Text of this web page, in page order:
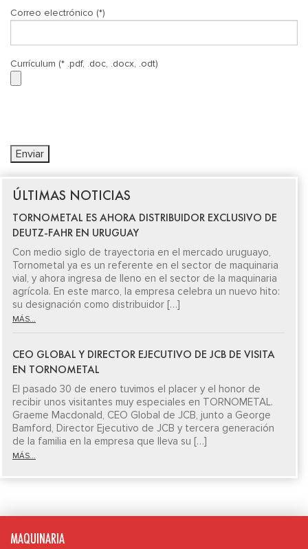
Correo electrónico (*)
Currículum (* .pdf, .doc, .docx, .odt)
ÚLTIMAS NOTICIAS
TORNOMETAL ES AHORA DISTRIBUIDOR EXCLUSIVO DE
DEUTZ-FAHR EN URUGUAY
Con medio siglo de trayectoria en el mercado uruguayo,
Tornometal ya es un referente en el sector de maquinaria
vial, y ahora ingresa de lleno en el sector de la maquinaria
agrícola. En este marco, la empresa celebra un nuevo hito:
su designación como distribuidor […]
MÁS...
CEO GLOBAL Y DIRECTOR EJECUTIVO DE JCB DE VISITA
EN TORNOMETAL
El pasado 30 de enero tuvimos el placer y el honor de
recibir unos visitantes muy especiales en TORNOMETAL.
Graeme Macdonald, CEO Global de JCB, junto a George
Bamford, Director Ejecutivo de JCB y tercera generación
de la familia en la empresa que lleva su […]
MÁS...
MAQUINARIA